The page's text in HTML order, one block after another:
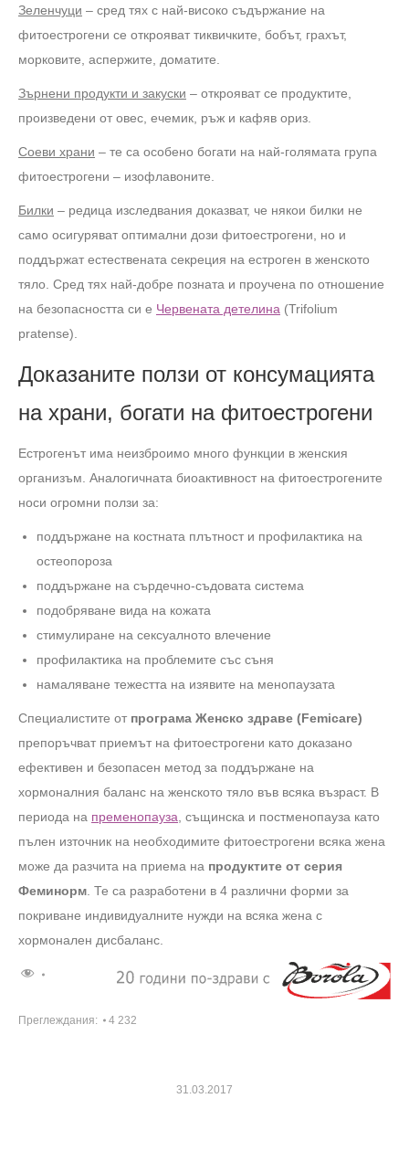
Зеленчуци – сред тях с най-високо съдържание на
фитоестрогени се открояват тиквичките, бобът, грахът,
морковите, аспержите, доматите.
Зърнени продукти и закуски – открояват се продуктите,
произведени от овес, ечемик, ръж и кафяв ориз.
Соеви храни – те са особено богати на най-голямата група
фитоестрогени – изофлавоните.
Билки – редица изследвания доказват, че някои билки не
само осигуряват оптимални дози фитоестрогени, но и
поддържат естествената секреция на естроген в женското
тяло. Сред тях най-добре позната и проучена по отношение
на безопасността си е Червената детелина (Trifolium
pratense).
Доказаните ползи от консумацията
на храни, богати на фитоестрогени
Естрогенът има неизброимо много функции в женския
организъм. Аналогичната биоактивност на фитоестрогените
носи огромни ползи за:
поддържане на костната плътност и профилактика на
остеопороза
поддържане на сърдечно-съдовата система
подобряване вида на кожата
стимулиране на сексуалното влечение
профилактика на проблемите със съня
намаляване тежестта на изявите на менопаузата
Специалистите от програма Женско здраве (Femicare)
препоръчват приемът на фитоестрогени като доказано
ефективен и безопасен метод за поддържане на
хормоналния баланс на женското тяло във всяка възраст. В
периода на пременопауза, същинска и постменопауза като
пълен източник на необходимите фитоестрогени всяка жена
може да разчита на приема на продуктите от серия
Феминорм. Те са разработени в 4 различни форми за
покриване индивидуалните нужди на всяка жена с
хормонален дисбаланс.
Преглеждания: 4 232
31.03.2017